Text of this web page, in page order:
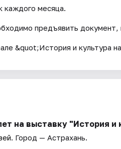
каждого месяца.
предъявить
&quot;История и культура
на выставку "История и
. Город — Астрахань.